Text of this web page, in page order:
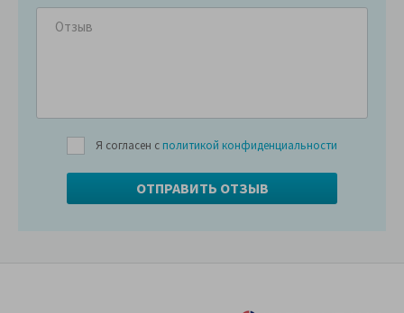
Я согласен с политикой конфиденциальности